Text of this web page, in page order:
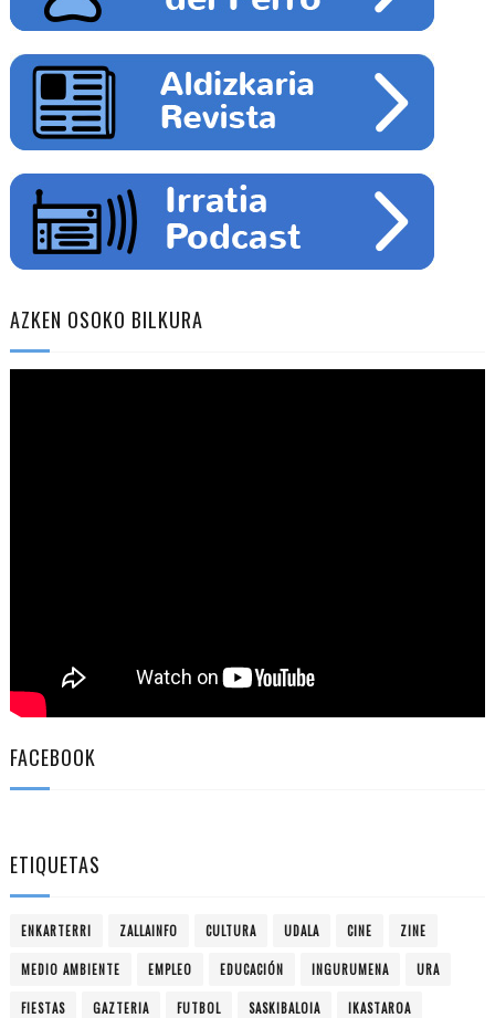
AZKEN OSOKO BILKURA
FACEBOOK
ETIQUETAS
ENKARTERRI ZALLAINFO CULTURA UDALA CINE ZINE
MEDIO AMBIENTE EMPLEO EDUCACIÓN INGURUMENA URA
FIESTAS GAZTERIA FUTBOL SASKIBALOIA IKASTAROA